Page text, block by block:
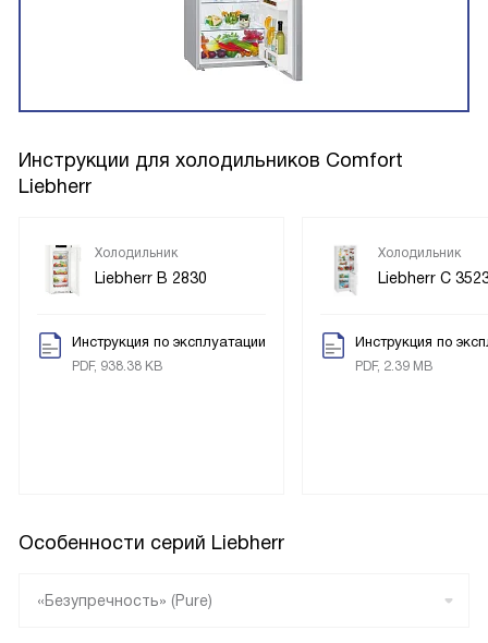
свою работу спокойно и честно. Рекомендую тем, кто
ищет простой, энергоэффективный и тихий вариант для
повседневной кухни — мне он подошёл идеально
Инструкции для холодильников Comfort
Liebherr
Холодильник
Liebherr B 2830
Инструкция по эксплуатации
PDF, 938.38 KB
Холодильник
Liebherr C
Инструкция по
PDF, 2.39 MB
Особенности серий Liebherr
«Безупречность» (Pure)